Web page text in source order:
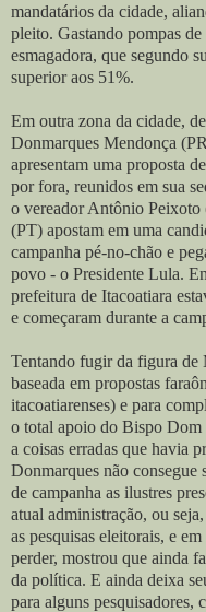
mandatários da cidade,
pleito. Gastando pompas
esmagadora, que segundo
superior aos 51%.
Em outra zona da cidade,
Donmarques Mendonça
apresentam uma proposta
por fora, reunidos em sua
o vereador Antônio
(PT) apostam em uma
campanha pé-no-chão e
povo - o Presidente Lula.
prefeitura de Itacoatiara
e começaram durante a
Tentando fugir da figura de
baseada em propostas
itacoatiarenses) e para
o total apoio do Bispo
a coisas erradas que havia
Donmarques não consegue
de campanha as ilustres
atual administração, ou
as pesquisas eleitorais, e
perder, mostrou que ainda
da política. E ainda deixa
para alguns pesquisadores,